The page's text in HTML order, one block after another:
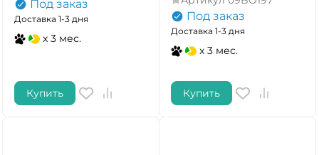
Под заказ
Доставка 1-3 дня
x 3 мес.
Купить
Под заказ
Доставка 1-3 дня
x 3 мес.
Купить